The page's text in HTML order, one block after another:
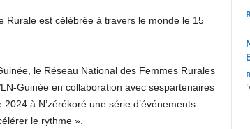
Rurale est célébréeà travers le monde le 15
le Réseau National des Femmes Rurales
Guinée en collaboration avec sespartenaires
2024 à N’zérékoré unesérie d’événements
le rythme».